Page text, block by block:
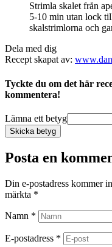
Strimla skalet från
5-10 min utan lock
skalstrimlorna och
Dela med dig
Recept skapat av:
Tyckte du om det här
kommentera!
Lämna ett betyg
Skicka betyg
Posta en
Din e-postadress kommer
märkta *
Namn *
E-postadress *